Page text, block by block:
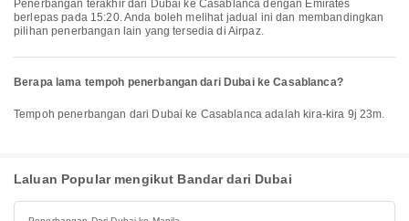
Penerbangan terakhir dari Dubai ke Casablanca dengan Emirates
berlepas pada 15:20. Anda boleh melihat jadual ini dan membandingkan
pilihan penerbangan lain yang tersedia di Airpaz.
Berapa lama tempoh penerbangan dari Dubai ke Casablanca?
Tempoh penerbangan dari Dubai ke Casablanca adalah kira-kira 9j 23m.
Laluan Popular mengikut Bandar dari Dubai